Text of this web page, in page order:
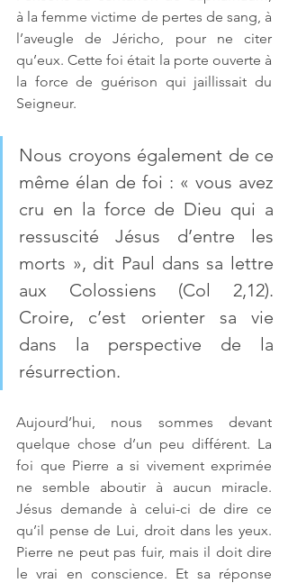
à la femme victime de pertes de sang, à
l’aveugle de Jéricho, pour ne citer
qu’eux. Cette foi était la porte ouverte à
la force de guérison qui jaillissait du
Seigneur.
Nous croyons également de ce
même élan de foi : « vous avez
cru en la force de Dieu qui a
ressuscité Jésus d’entre les
morts », dit Paul dans sa lettre
aux Colossiens (Col 2,12).
Croire, c’est orienter sa vie
dans la perspective de la
résurrection.
Aujourd’hui, nous sommes devant
quelque chose d’un peu différent. La
foi que Pierre a si vivement exprimée
ne semble aboutir à aucun miracle.
Jésus demande à celui-ci de dire ce
qu’il pense de Lui, droit dans les yeux.
Pierre ne peut pas fuir, mais il doit dire
le vrai en conscience. Et sa réponse